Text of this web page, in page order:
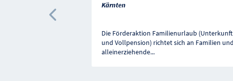
Kärnten
Die Förderaktion Familienurlaub (Unterkunft
und Vollpension) richtet sich an Familien und
alleinerziehende...
Vorherige Förderung